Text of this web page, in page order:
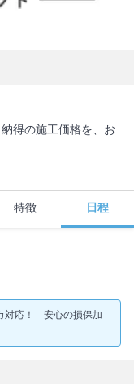
得の施工価格を、お
特徴 日程
対応！ 安心の損保加